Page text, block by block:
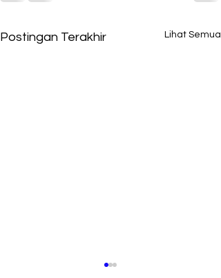
Postingan Terakhir Lihat Semua